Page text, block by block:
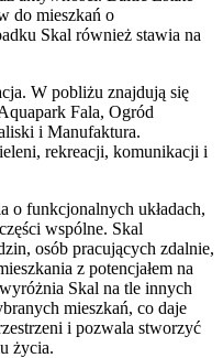
do mieszkań o
Skal również stawia na
W pobliżu znajdują się
Fala, Ogród
i Manufaktura.
rekreacji, komunikacji i
o funkcjonalnych układach,
wspólne. Skal
osób pracujących zdalnie,
z potencjałem na
Skal na tle innych
mieszkań, co daje
i pozwala stworzyć
życia.